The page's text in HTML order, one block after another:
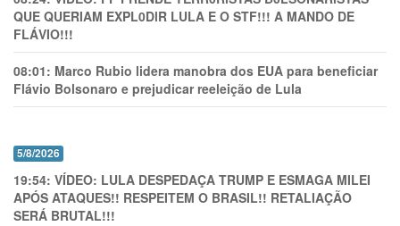
QUE QUERIAM EXPL0DlR LULA E O STF!!! A MANDO DE
FLÁVIO!!!
08:01: Marco Rubio lidera manobra dos EUA para beneficiar
Flávio Bolsonaro e prejudicar reeleição de Lula
5/8/2026
19:54: VÍDEO: LULA DESPEDAÇA TRUMP E ESMAGA MILEI
APÓS ATAQUES!! RESPEITEM O BRASIL!! RETALIAÇÃO
SERÁ BRUTAL!!!